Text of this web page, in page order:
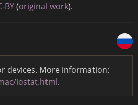
BY(original work).
devices. More information:
iostat.html.